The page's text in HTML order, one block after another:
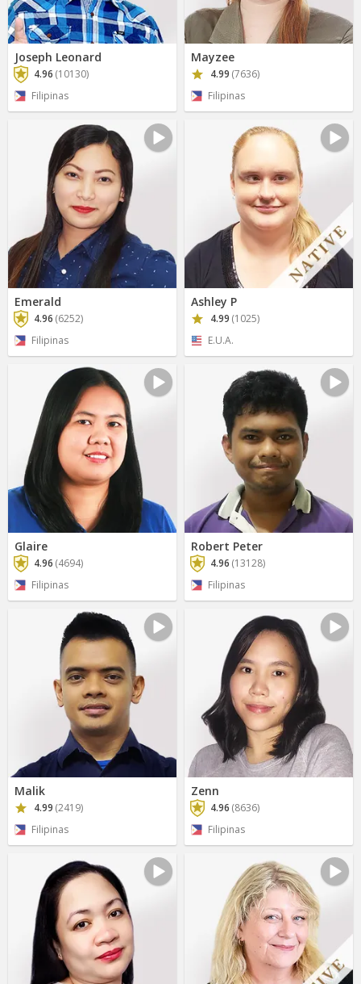
Joseph Leonard
4.96 (10130)
Filipinas
Mayzee
4.99 (7636)
Filipinas
Emerald
4.96 (6252)
Filipinas
Ashley P
4.99 (1025)
E.U.A.
Glaire
4.96 (4694)
Filipinas
Robert Peter
4.96 (13128)
Filipinas
Malik
4.99 (2419)
Filipinas
Zenn
4.96 (8636)
Filipinas